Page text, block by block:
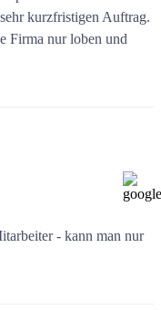
kurzfristigen Auftrag.
Firma nur loben und
- kann man nur